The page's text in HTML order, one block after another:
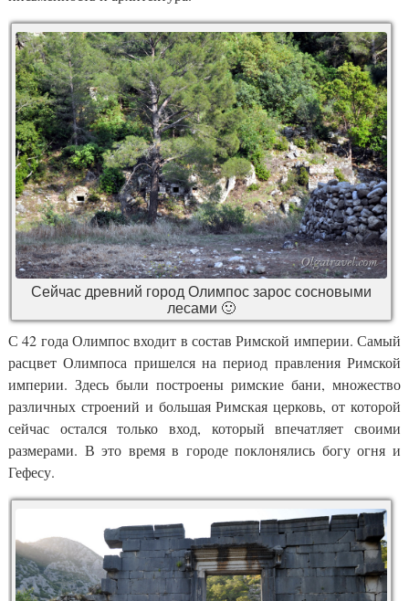
Сейчас древний город Олимпос зарос сосновыми
лесами 🙂
С 42 года Олимпос входит в состав Римской империи. Самый
расцвет Олимпоса пришелся на период правления Римской
империи. Здесь были построены римские бани, множество
различных строений и большая Римская церковь, от которой
сейчас остался только вход, который впечатляет своими
размерами. В это время в городе поклонялись богу огня и
Гефесу.